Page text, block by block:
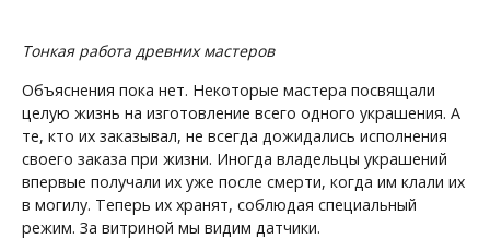
Тонкая работа древних мастеров
Объяснения пока нет. Некоторые мастера посвящали
целую жизнь на изготовление всего одного украшения. А
те, кто их заказывал, не всегда дожидались исполнения
своего заказа при жизни. Иногда владельцы украшений
впервые получали их уже после смерти, когда им клали их
в могилу. Теперь их хранят, соблюдая специальный
режим. За витриной мы видим датчики.